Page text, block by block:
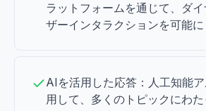
ラットフォームを通じて、ダ
ザーインタラクションを可能に
AIを活用した応答：人工知能
用して、多くのトピックにわ